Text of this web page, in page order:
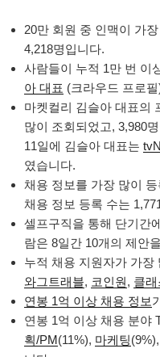
20만 회원 중 인맥이 가
4,218명입니다.
사람들이 누적 1만 번 이
아 대표 (크라우드 프로필
마켓컬리 김슬아 대표의
많이 조회되었고, 3,980
11일에 김슬아 대표는
였습니다.
채용 정보를 가장 많이
채용 정보 등록 수는
셀프구직을 통해 단기간
람은 8일간 10개의 제안
누적 채용 지원자가 가장
와그트래블, 코인원, 클래
연봉 1억 이상 채용 정보
연봉 1억 이상 채용 분야
획/PM(11%), 마케팅(9%),